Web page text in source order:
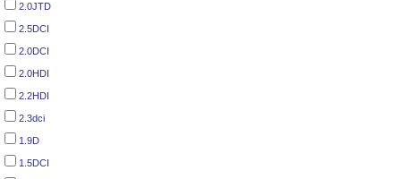
2.0JTD
2.5DCI
2.0DCI
2.0HDI
2.2HDI
2.3dci
1.9D
1.5DCI